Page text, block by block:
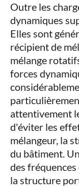
Outre les
dynamiques
Elles sont
récipient de
mélange
forces
attentivement
d'éviter les
mélangeur, la
du bâtiment.
des
la structure